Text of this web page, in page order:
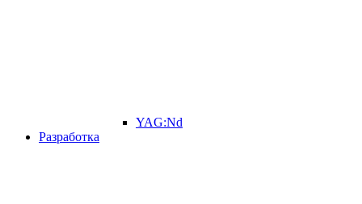
YAG:Nd
Разработка